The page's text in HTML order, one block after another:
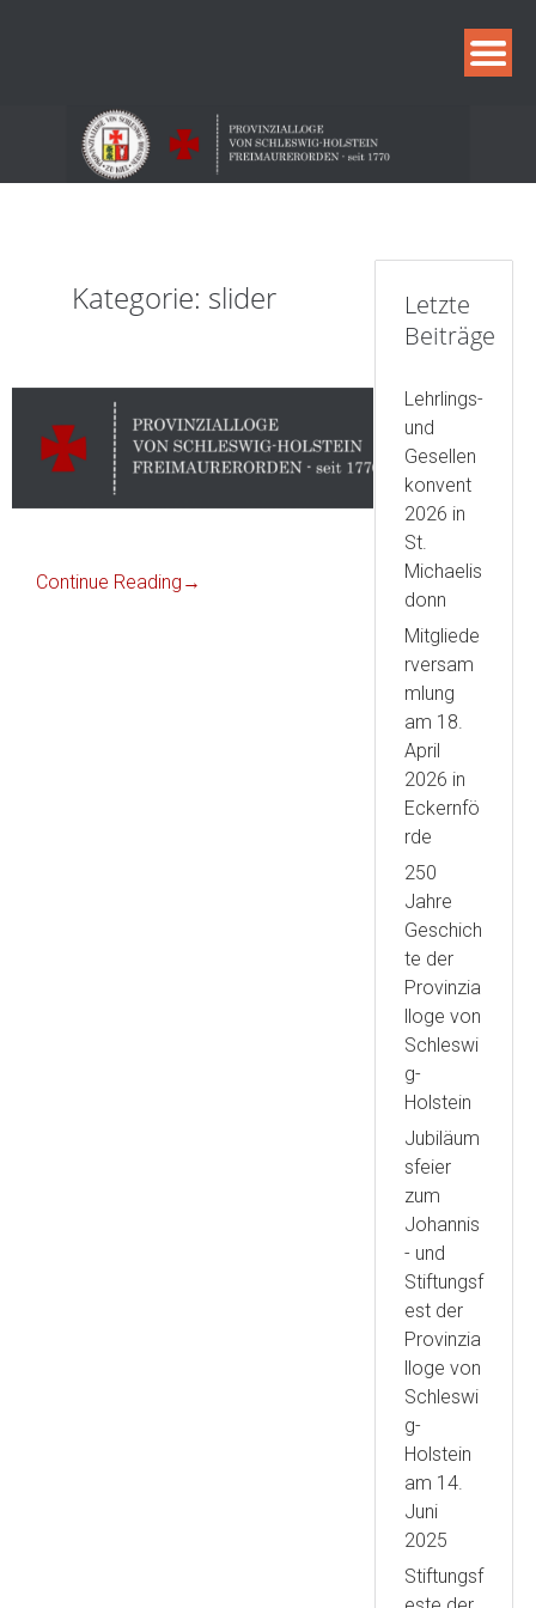
Kategorie: slider
Continue Reading →
Letzte
Beiträge
Lehrlings-
und
Gesellen
konvent
2026 in
St.
Michaelis
donn
Mitgliede
rversam
mlung
am 18.
April
2026 in
Eckernfö
rde
250
Jahre
Geschich
te der
Provinzia
lloge von
Schleswi
g-
Holstein
Jubiläum
sfeier
zum
Johannis
- und
Stiftungsf
est der
Provinzia
lloge von
Schleswi
g-
Holstein
am 14.
Juni
2025
Stiftungsf